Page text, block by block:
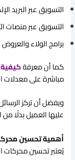
التسويق عبر البريد
التسويق عبر منصات
برامج الولاء
كما أن معرفة
مباشرة على معدلات
ويفضل أن تركز
عليها العميل بدلًا
أهمية تحسين
يُعتبر تحسين محركات